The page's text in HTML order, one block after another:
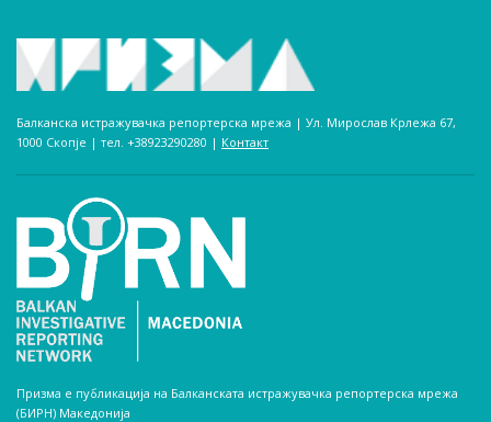
Балканска истражувачка репортерска мрежа | Ул. Мирослав Крлежа 67,
1000 Скопје | тел. +38923290280­ | Контакт
Призма е публикација на Балканската истражувачка репортерска мрежа
(БИРН) Македонија